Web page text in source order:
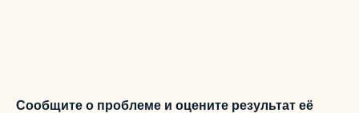
Сообщите о проблеме и оцените результат её